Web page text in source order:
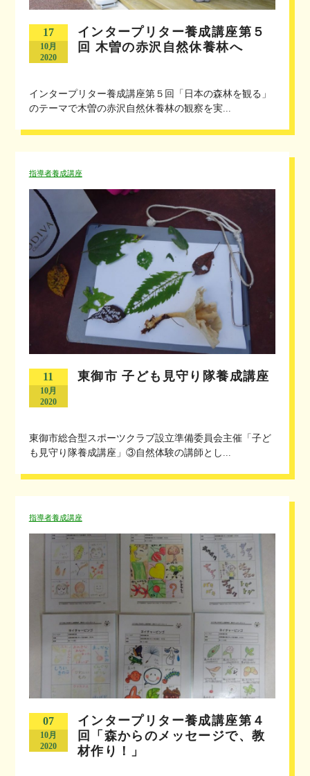
17
10月
2020
インタープリター養成講座第５
回 木曽の赤沢自然休養林へ
インタープリター養成講座第５回「日本の森林を観る」
のテーマで木曽の赤沢自然休養林の観察を実...
指導者養成講座
11
10月
2020
東御市 子ども見守り隊養成講座
東御市総合型スポーツクラブ設立準備委員会主催「子ど
も見守り隊養成講座」③自然体験の講師とし...
指導者養成講座
07
10月
2020
インタープリター養成講座第４
回「森からのメッセージで、教
材作り！」